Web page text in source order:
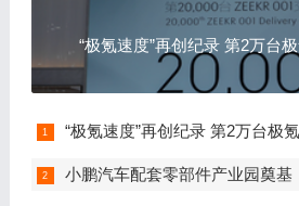
“极氪速度”再创
“极氪速度”再创纪录 第2万台极
小鹏汽车配套零部件产业园奠基，打造世